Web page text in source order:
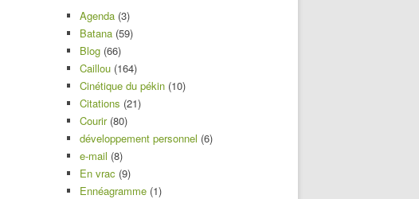
Agenda (3)
Batana (59)
Blog (66)
Caillou (164)
Cinétique du pékin (10)
Citations (21)
Courir(80)
développement personnel (6)
e-mail (8)
En vrac (9)
Ennéagramme (1)